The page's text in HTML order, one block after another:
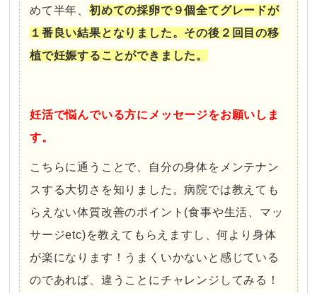
めて半年、初めての採卵で９個全てグレードが
１番良い結果となりました。その後２回目の移
植で妊娠することができました。
妊活で悩んでいる方にメッセージをお願いしま
す。
こちらに通うことで、自分の身体をメンテナン
スする大切さを知りました。病院では教えても
らえない体質改善のポイント(食事や生活、マッ
サージetc)を教えてもらえますし、何より身体
が楽になります！うまくいかないと感じている
のであれば、違うことにチャレンジしてみる！